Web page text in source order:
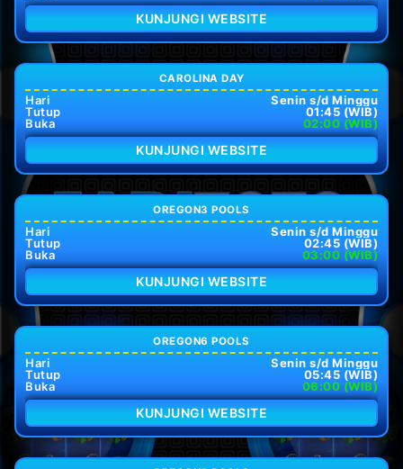
KUNJUNGI WEBSITE
CAROLINA DAY
Hari
Senin s/d Minggu
Tutup
01:45 (WIB)
Buka
02:00 (WIB)
KUNJUNGI WEBSITE
OREGON3 POOLS
Hari
Senin s/d Minggu
Tutup
02:45 (WIB)
Buka
03:00 (WIB)
KUNJUNGI WEBSITE
OREGON6 POOLS
Hari
Senin s/d Minggu
Tutup
05:45 (WIB)
Buka
06:00 (WIB)
KUNJUNGI WEBSITE